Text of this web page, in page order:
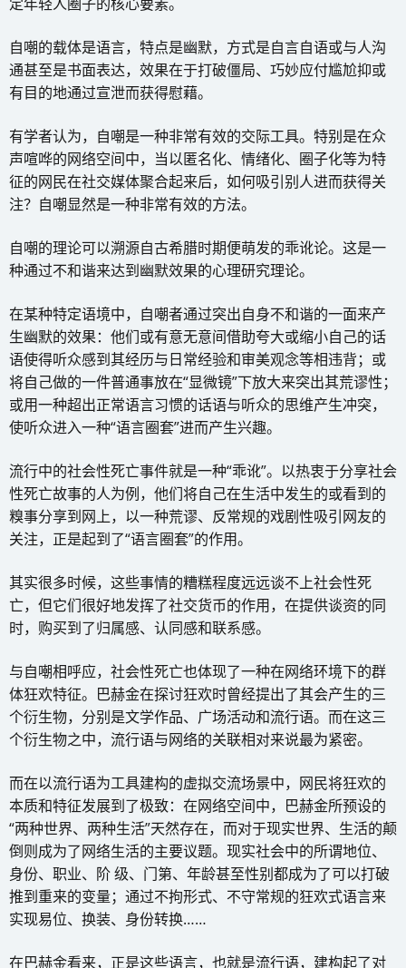
自嘲的载体是语言，特点是幽默，方式是自言自语或与人沟
通甚至是书面表达，效果在于打破僵局、巧妙应付尴尬抑或
有目的地通过宣泄而获得慰藉。
有学者认为，自嘲是一种非常有效的交际工具。特别是在众
声喧哗的网络空间中，当以匿名化、情绪化、圈子化等为特
征的网民在社交媒体聚合起来后，如何吸引别人进而获得关
注？自嘲显然是一种非常有效的方法。
自嘲的理论可以溯源自古希腊时期便萌发的乖讹论。这是一
种通过不和谐来达到幽默效果的心理研究理论。
在某种特定语境中，自嘲者通过突出自身不和谐的一面来产
生幽默的效果：他们或有意无意间借助夸大或缩小自己的话
语使得听众感到其经历与日常经验和审美观念等相违背；或
将自己做的一件普通事放在“显微镜”下放大来突出其荒谬性；
或用一种超出正常语言习惯的话语与听众的思维产生冲突，
使听众进入一种“语言圈套”进而产生兴趣。
流行中的社会性死亡事件就是一种“乖讹”。以热衷于分享社会
性死亡故事的人为例，他们将自己在生活中发生的或看到的
糗事分享到网上，以一种荒谬、反常规的戏剧性吸引网友的
关注，正是起到了“语言圈套”的作用。
其实很多时候，这些事情的糟糕程度远远谈不上社会性死
亡，但它们很好地发挥了社交货币的作用，在提供谈资的同
时，购买到了归属感、认同感和联系感。
与自嘲相呼应，社会性死亡也体现了一种在网络环境下的群
体狂欢特征。巴赫金在探讨狂欢时曾经提出了其会产生的三
个衍生物，分别是文学作品、广场活动和流行语。而在这三
个衍生物之中，流行语与网络的关联相对来说最为紧密。
而在以流行语为工具建构的虚拟交流场景中，网民将狂欢的
本质和特征发展到了极致：在网络空间中，巴赫金所预设的
“两种世界、两种生活”天然存在，而对于现实世界、生活的颠
倒则成为了网络生活的主要议题。现实社会中的所谓地位、
身份、职业、阶 级、门第、年龄甚至性别都成为了可以打破
推到重来的变量；通过不拘形式、不守常规的狂欢式语言来
实现易位、换装、身份转换……
在巴赫金看来，正是这些语言，也就是流行语，建构起了对